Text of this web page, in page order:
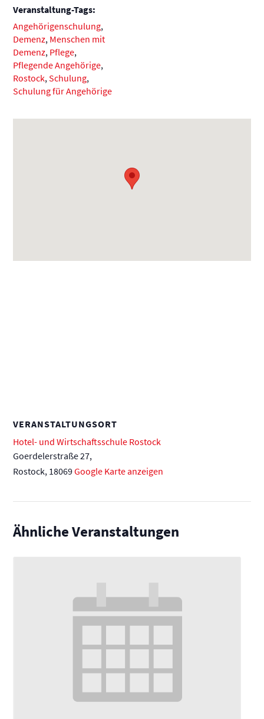
Veranstaltung-Tags:
Angehörigenschulung,
Demenz, Menschen mit
Demenz, Pflege,
Pflegende Angehörige,
Rostock,Schulung,
Schulung für Angehörige
VERANSTALTUNGSORT
Hotel- und Wirtschaftsschule Rostock
Goerdelerstraße 27,
Rostock, 18069Google Karte anzeigen
Ähnliche Veranstaltungen